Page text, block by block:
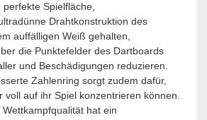
Spielfläche,
Drahtkonstruktion des
auffälligen Weiß gehalten,
die Punktefelder des Dartboards
und Beschädigungen reduzieren.
Zahlenring sorgt zudem dafür,
voll auf ihr Spiel konzentrieren können.
hat ein